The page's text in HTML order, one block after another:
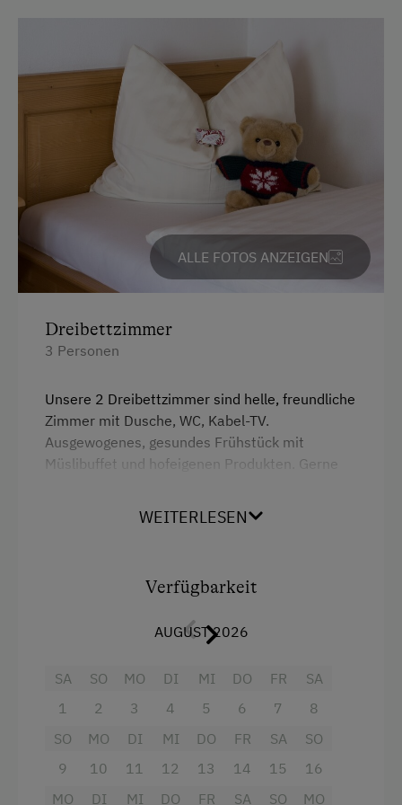
Freizeitaktivitäten am Betrieb und in der
Badesee
Eisstockschießen
Gästeabend
Tischtennis
Zusätzliche Ausstattungsmerkmale
Aktivurlaub
Reiten
Ponyreiten
Mithilfe am Hof
Bauernhöfe mit öffentlich zugänglicher
Gastronomie
Bauernhof mit Gasthof
Urlaub für Familien
ALLE FOTOS ANZEIGEN
Dreibettzimmer
3 Personen
Unsere 2 Dreibettzimmer sind helle, freundliche
Zimmer mit Dusche, WC, Kabel-TV.
Ausgewogenes, gesundes Frühstück mit
Müslibuffet und hofeigenen Produkten. Gerne
Halbpension verwöhnen zu können, bitten wir
Doppelbett (Kingsize)
Einzelbett
WEITERLESEN
Verfügbarkeit
AUGUST 2026
SA
1
SO
2
MO
3
DI
4
MI
5
DO
6
FR
7
SA
8
SO
9
MO
10
DI
11
MI
12
DO
13
FR
14
SA
15
SO
16
MO
DI MI DO FR SA SO MO